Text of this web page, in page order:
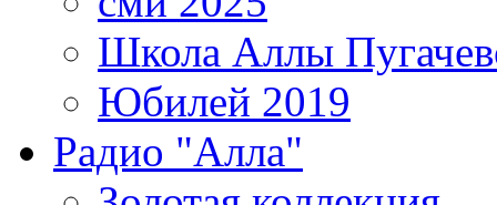
Школа Аллы
Юбилей 2019
Радио "Алла"